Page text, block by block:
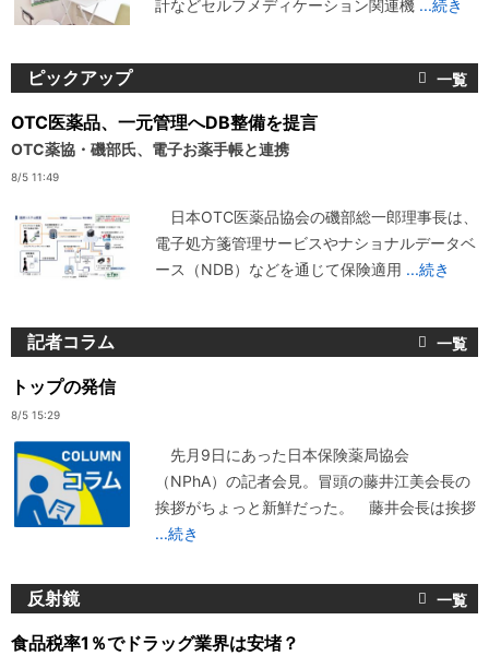
計などセルフメディケーション関連機 ...続き
ピックアップ
OTC医薬品、一元管理へDB整備を提言
OTC薬協・磯部氏、電子お薬手帳と連携
8/5 11:49
日本OTC医薬品協会の磯部総一郎理事長は、
電子処方箋管理サービスやナショナルデータベ
ース（NDB）などを通じて保険適用 ...続き
記者コラム
トップの発信
8/5 15:29
先月9日にあった日本保険薬局協会
（NPhA）の記者会見。冒頭の藤井江美会長の
挨拶がちょっと新鮮だった。 藤井会長は挨拶
...続き
反射鏡
食品税率1％でドラッグ業界は安堵？